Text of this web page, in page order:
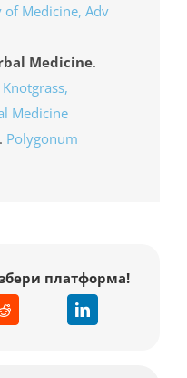
Medicine, Adv
Medicine.
Medicine
Polygonum
платформа!